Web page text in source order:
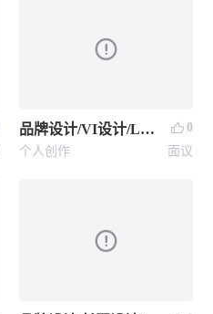
品牌设计/VI设计/LOGO设计
0
个人创作
面议